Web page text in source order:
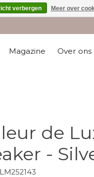
Magazine Over ons
de
-
verbergen Meer over